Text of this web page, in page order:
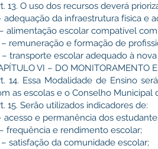
13. O uso dos recursos deverá
adequação da infraestrutura física e
alimentação escolar compatível
– remuneração e formação de
– transporte escolar adequado à
VI – DO MONITORAMENTO
14. Essa Modalidade de Ensino
as escolas e o Conselho Municipal
15. Serão utilizados indicadores de:
acesso e permanência dos
frequência e rendimento escolar;
– satisfação da comunidade escolar;